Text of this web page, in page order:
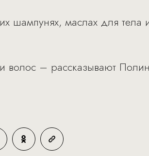
шампунях, маслах для тела
волос – рассказывают